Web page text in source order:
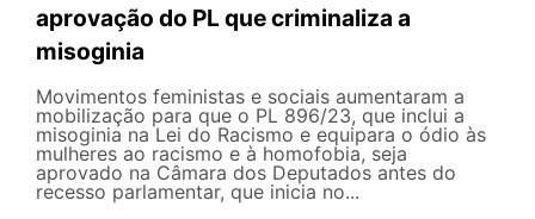
aprovação do PL que criminaliza a
misoginia
Movimentos feministas e sociais aumentaram a
mobilização para que o PL 896/23, que inclui a
misoginia na Lei do Racismo e equipara o ódio às
mulheres ao racismo e à homofobia, seja
aprovado na Câmara dos Deputados antes do
recesso parlamentar, que inicia no...